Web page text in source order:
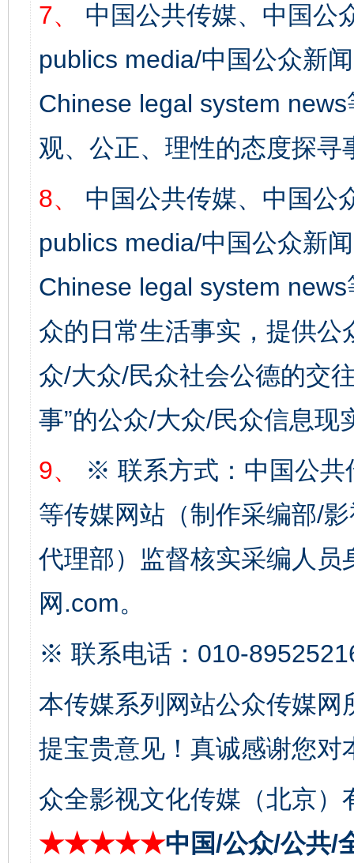
7、
中国公共传媒、中国公
publics media/中国公众新
Chinese legal system
观、公正、理性的态度探寻
8、
中国公共传媒、中国公
publics media/中国公众新
Chinese legal system
众的日常生活事实，提供
众/大众/民众社会公德的交
事”的公众/大众/民众信息现
9、
※ 联系方式：中国公共
等传媒网站（制作采编部/
代理部）监督核实采编人员
网.com。
※ 联系电话：010-
本传媒系列网站公众传媒
提宝贵意见！真诚感谢您
众全影视文化传媒（北京）
★★★★★中国/公众/公共/
东山县通报“牛蛙产品抗生素超标问题”